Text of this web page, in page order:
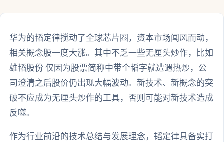
华为的韬定律搅动了全球芯片圈，资本市场闻风而动，
相关概念股一度大涨。其中不乏一些无厘头炒作，比如
雄韬股份 仅因为股票简称中带个韬字就遭遇热炒，公
司澄清之后股价仍出现大幅波动。新技术、新概念的突
破不应成为无厘头炒作的工具，否则可能对新技术造成
反噬。
作为行业前沿的技术总结与发展理念，韬定律具备实打